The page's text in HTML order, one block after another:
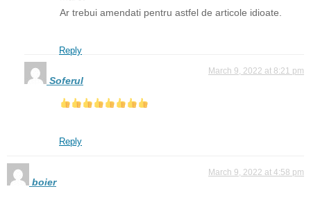
Ar trebui amendati pentru astfel de articole idioate.
Reply
Soferul
March 9, 2022 at 8:21 pm
Reply
boier
March 9, 2022 at 4:58 pm